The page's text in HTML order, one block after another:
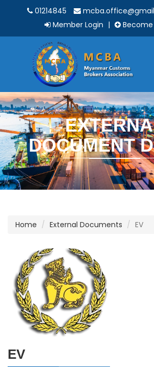
01214845
Member Login | Become
DOCUMENT
Home External Documents EV
EV